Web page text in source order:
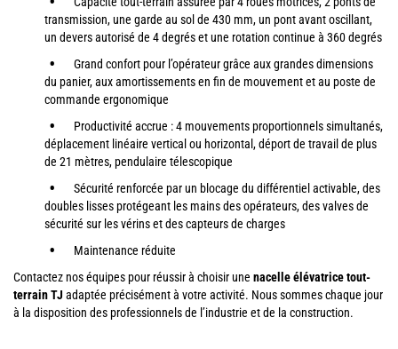
transmission, une garde au sol de 430 mm, un pont avant oscillant,
un devers autorisé de 4 degrés et une rotation continue à 360 degrés
Grand confort pour l’opérateur grâce aux grandes dimensions
du panier, aux amortissements en fin de mouvement et au poste de
commande ergonomique
Productivité accrue : 4 mouvements proportionnels simultanés,
déplacement linéaire vertical ou horizontal, déport de travail de plus
de 21 mètres, pendulaire télescopique
Sécurité renforcée par un blocage du différentiel activable, des
doubles lisses protégeant les mains des opérateurs, des valves de
sécurité sur les vérins et des capteurs de charges
Maintenance réduite
Contactez nos équipes pour réussir à choisir une nacelle élévatrice tout-
terrain TJ adaptée précisément à votre activité. Nous sommes chaque jour
à la disposition des professionnels de l’industrie et de la construction.